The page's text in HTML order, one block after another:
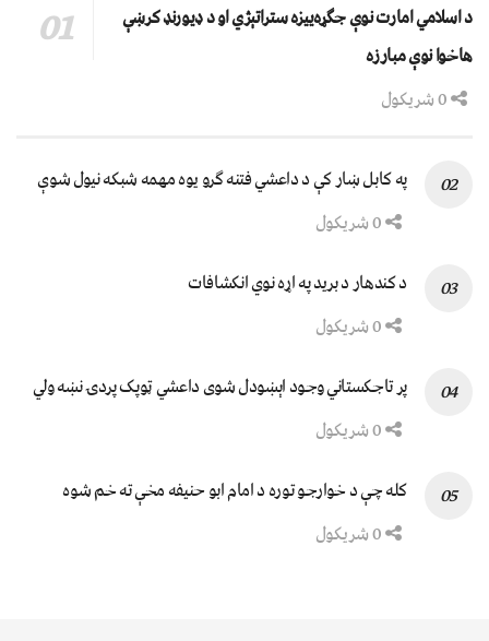
د اسلامي امارت نوې جګړه‌ییزه ستراتېژي او د ډیورنډ کرښې
هاخوا نوې مبارزه
په کابل ښار کې د داعشي فتنه ګرو يوه مهمه شبکه نيول شوې
د کندهار د برید په اړه نوي انکشافات
پر تاجکستاني وجود اېښودل شوی داعشي ټوپک پردۍ نښه ولي
کله چې د خوارجو توره د امام ابو حنیفه مخې ته خم شوه